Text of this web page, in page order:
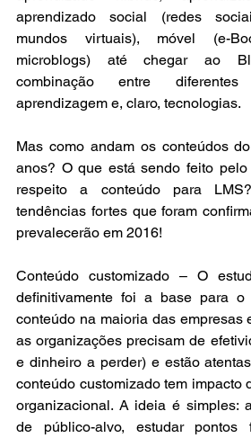
aprendizado social (redes
mundos virtuais), móvel (e-
microblogs) até chegar ao
combinação entre
aprendizagem e, claro, tecnologias.
Mas como andam os conteúdos
anos? O que está sendo feito
respeito a conteúdo para
tendências fortes que foram
prevalecerão em 2016!
Conteúdo customizado – O
definitivamente foi a base para o
conteúdo na maioria das empresas
as organizações precisam de
e dinheiro a perder) e estão
conteúdo customizado tem impacto
organizacional. A ideia é simples:
de público-alvo, estudar pontos